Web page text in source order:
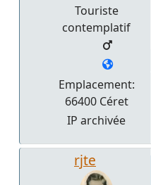
Touriste
contemplatif
Emplacement:
66400 Céret
IP archivée
rjte